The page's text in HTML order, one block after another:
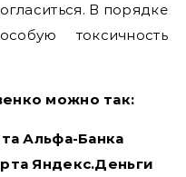
В порядке
токсичность
можно так:
Альфа-Банка
Яндекс.Деньги